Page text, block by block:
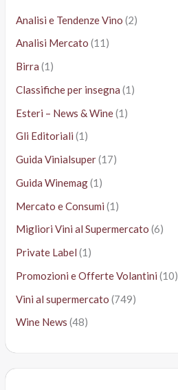
Analisi e Tendenze Vino (2)
Analisi Mercato (11)
Birra (1)
Classifiche per insegna (1)
Esteri – News & Wine(1)
Gli Editoriali (1)
Guida Vinialsuper(17)
Guida Winemag(1)
Mercato e Consumi (1)
Migliori Vini al Supermercato (6)
Private Label (1)
Promozioni e Offerte Volantini (10)
Vini al supermercato (749)
Wine News (48)